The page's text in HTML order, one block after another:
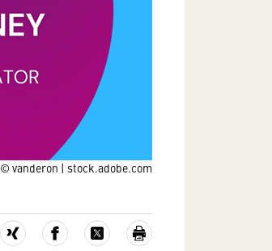
© vanderon | stock.adobe.com